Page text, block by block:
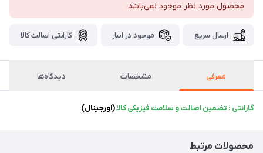
محصول مورد نظر موجود نمی‌باشد.
ارسال سریع موجود در انبار گارانتی اصالت کالا
معرفی مشخصات دیدگاه‌ها
گارانتی : تضمین اصالت و سلامت فیزیکی کالا(اورجینال)
محصولات مرتبط